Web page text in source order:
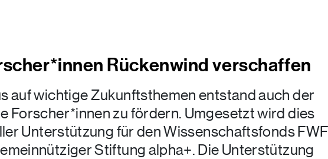
Rückenwind verschaffen
auf wichtige Zukunftsthemen entstand auch der
Forscher*innen zu fördern. Umgesetzt wird dies
Unterstützung für den Wissenschaftsfonds FWF
Stiftung alpha+. Die Unterstützung